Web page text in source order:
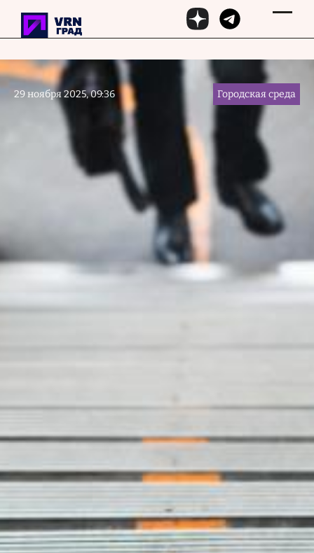
Перейти к основному содержанию
29 ноября 2025, 09:36 Городская среда